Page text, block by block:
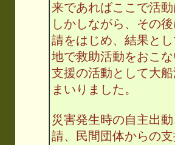
来であればここで活
しかしながら、その
請をはじめ、結果と
地で救助活動をおこ
支援の活動として大
まいりました。
災害発生時の自主出
請、民間団体からの